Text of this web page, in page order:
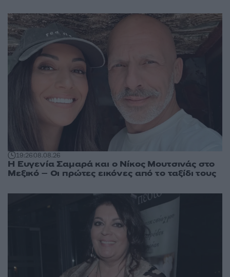
19:2608.08.26
Η Ευγενία Σαμαρά και ο Νίκος Μουτσινάς στο
Μεξικό – Οι πρώτες εικόνες από το ταξίδι τους